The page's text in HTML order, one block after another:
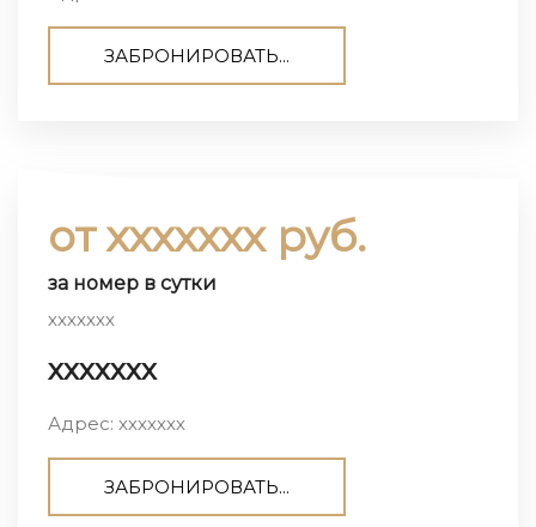
ЗАБРОНИРОВАТЬ...
от ххххххх руб.
за номер в сутки
ххххххх
ххххххх
Адрес: ххххххх
ЗАБРОНИРОВАТЬ...